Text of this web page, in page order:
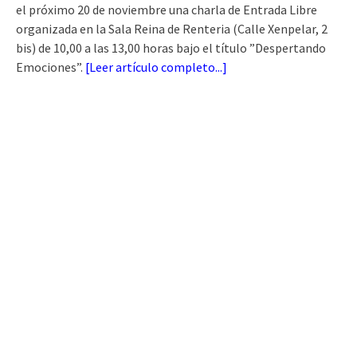
el próximo 20 de noviembre una charla de Entrada Libre
organizada en la Sala Reina de Renteria (Calle Xenpelar, 2
bis) de 10,00 a las 13,00 horas bajo el título ”Despertando
Emociones”. [Leer artículo completo...]